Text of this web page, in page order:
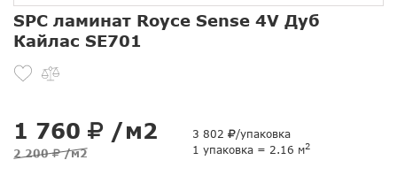
SPC ламинат Royce Sense 4V Дуб
Кайлас SE701
1 760 /м2
2 200 /м2
3 802
/упаковка
1 упаковка = 2.16 м2